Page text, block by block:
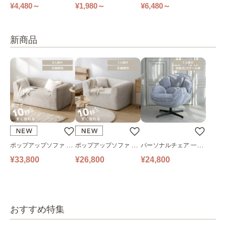
サイドテーブル 全3色
¥4,480～
150ml 15992 全4色
¥1,980～
フル アイボリー KKC-T
¥6,480～
新商品
ポップアップソファ ソ
ファ フロアソファ 幅14
¥33,800
ポップアップソファ ソ
ファ フロアソファ 幅10
¥26,800
パーソナルチェア 一人
掛けソファ O’HANA ソ
¥24,800
おすすめ特集